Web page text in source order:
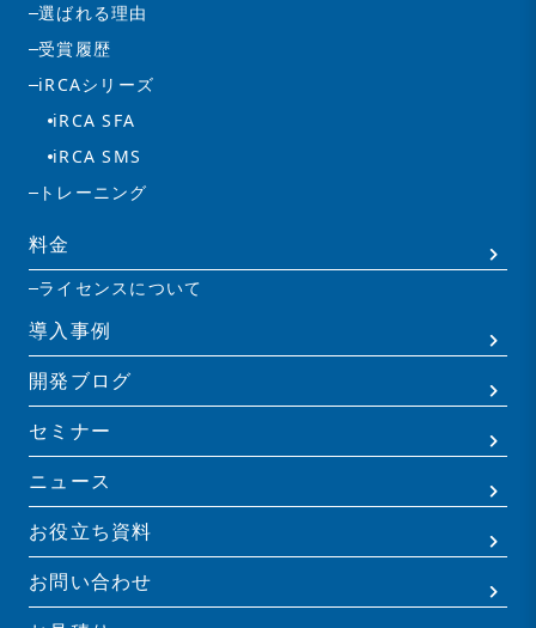
選ばれる理由
受賞履歴
iRCAシリーズ
iRCA SFA
iRCA SMS
トレーニング
料金
ライセンスについて
導入事例
開発ブログ
セミナー
ニュース
お役立ち資料
お問い合わせ